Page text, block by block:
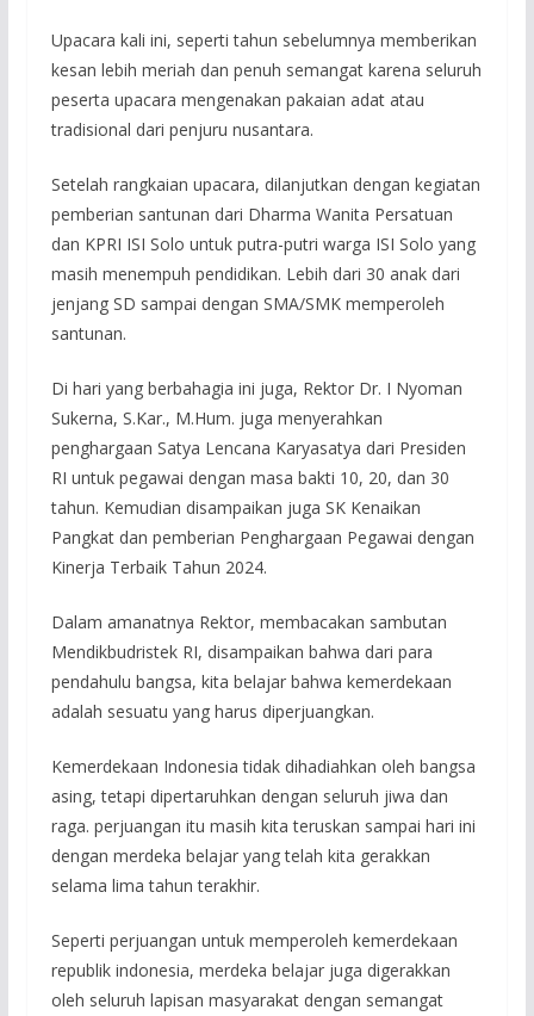
Upacara kali ini, seperti tahun sebelumnya memberikan
kesan lebih meriah dan penuh semangat karena seluruh
peserta upacara mengenakan pakaian adat atau
tradisional dari penjuru nusantara.
Setelah rangkaian upacara, dilanjutkan dengan kegiatan
pemberian santunan dari Dharma Wanita Persatuan
dan KPRI ISI Solo untuk putra-putri warga ISI Solo yang
masih menempuh pendidikan. Lebih dari 30 anak dari
jenjang SD sampai dengan SMA/SMK memperoleh
santunan.
Di hari yang berbahagia ini juga, Rektor Dr. I Nyoman
Sukerna, S.Kar., M.Hum. juga menyerahkan
penghargaan Satya Lencana Karyasatya dari Presiden
RI untuk pegawai dengan masa bakti 10, 20, dan 30
tahun. Kemudian disampaikan juga SK Kenaikan
Pangkat dan pemberian Penghargaan Pegawai dengan
Kinerja Terbaik Tahun 2024.
Dalam amanatnya Rektor, membacakan sambutan
Mendikbudristek RI, disampaikan bahwa dari para
pendahulu bangsa, kita belajar bahwa kemerdekaan
adalah sesuatu yang harus diperjuangkan.
Kemerdekaan Indonesia tidak dihadiahkan oleh bangsa
asing, tetapi dipertaruhkan dengan seluruh jiwa dan
raga. perjuangan itu masih kita teruskan sampai hari ini
dengan merdeka belajar yang telah kita gerakkan
selama lima tahun terakhir.
Seperti perjuangan untuk memperoleh kemerdekaan
republik indonesia, merdeka belajar juga digerakkan
oleh seluruh lapisan masyarakat dengan semangat